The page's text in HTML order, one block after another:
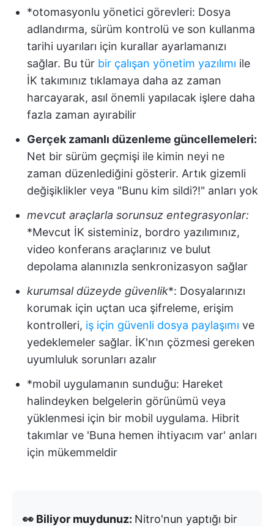
*otomasyonlu yönetici görevleri: Dosya
adlandırma, sürüm kontrolü ve son kullanma
tarihi uyarıları için kurallar ayarlamanızı
sağlar. Bu tür bir çalışan yönetim yazılımı ile
İK takımınız tıklamaya daha az zaman
harcayarak, asıl önemli yapılacak işlere daha
fazla zaman ayırabilir
Gerçek zamanlı düzenleme güncellemeleri:
Net bir sürüm geçmişi ile kimin neyi ne
zaman düzenlediğini gösterir. Artık gizemli
değişiklikler veya "Bunu kim sildi?!" anları yok
mevcut araçlarla sorunsuz entegrasyonlar:
*Mevcut İK sisteminiz, bordro yazılımınız,
video konferans araçlarınız ve bulut
depolama alanınızla senkronizasyon sağlar
kurumsal düzeyde güvenlik*: Dosyalarınızı
korumak için uçtan uca şifreleme, erişim
kontrolleri, iş için güvenli dosya paylaşımı ve
yedeklemeler sağlar. İK'nın çözmesi gereken
uyumluluk sorunları azalır
*mobil uygulamanın sunduğu: Hareket
halindeyken belgelerin görünümü veya
yüklenmesi için bir mobil uygulama. Hibrit
takımlar ve 'Buna hemen ihtiyacım var' anları
için mükemmeldir
👀 Biliyor muydunuz: Nitro'nun yaptığı bir